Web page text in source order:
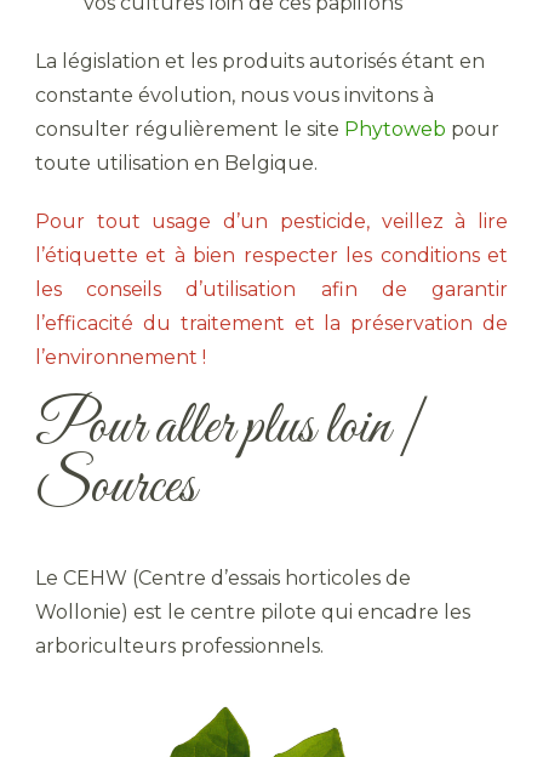
La législation et les produits autorisés étant en
constante évolution, nous vous invitons à
consulter régulièrement le site Phytoweb pour
toute utilisation en Belgique.
Pour tout usage d’un pesticide, veillez à lire
l’étiquette et à bien respecter les conditions et
les conseils d’utilisation afin de garantir
l’efficacité du traitement et la préservation de
l’environnement !
Pour aller plus loin |
Sources
Le CEHW (Centre d’essais horticoles de
Wollonie) est le centre pilote qui encadre les
arboriculteurs professionnels.